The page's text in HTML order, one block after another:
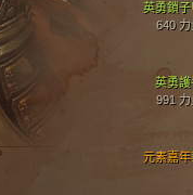
英勇鎖子
640 力
英勇護
991 力
元素嘉年